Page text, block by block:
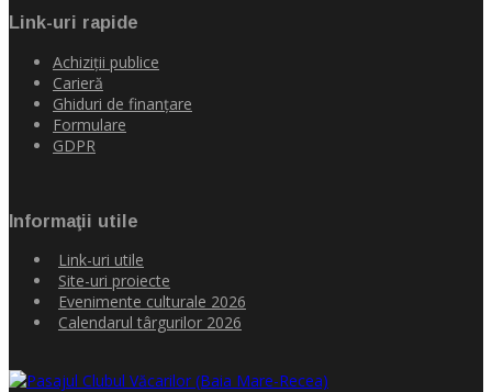
Link-uri rapide
Achiziţii publice
Carieră
Ghiduri de finanţare
Formulare
GDPR
Informaţii utile
Link-uri utile
Site-uri proiecte
Evenimente culturale 2026
Calendarul târgurilor 2026